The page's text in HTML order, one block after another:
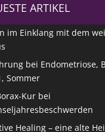
ARTIKEL
im Einklang mit dem
bei Endometriose,
Sommer
Kur bei
Healing – eine alte